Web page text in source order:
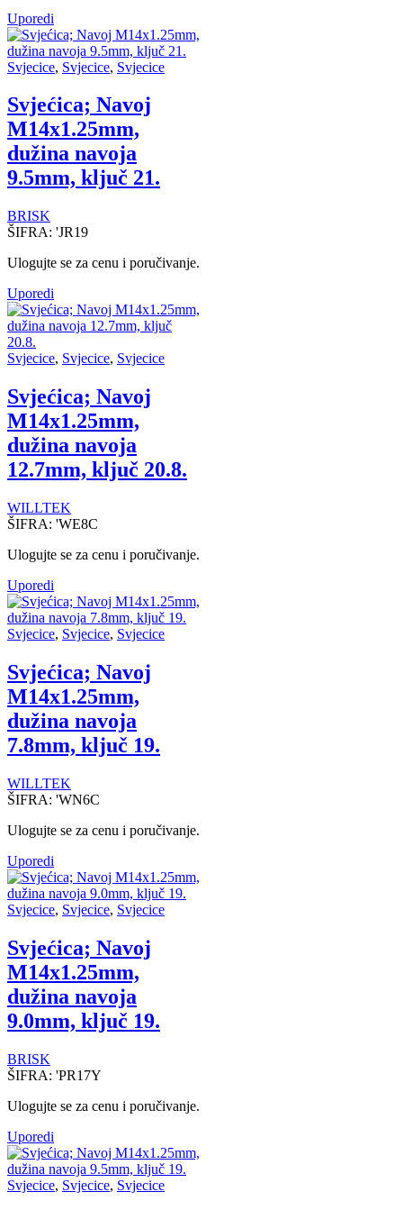
Uporedi
Svjecice, Svjecice, Svjecice
Svjećica; Navoj
M14x1.25mm,
dužina navoja
9.5mm, ključ 21.
BRISK
ŠIFRA: 'JR19
Ulogujte se za cenu i poručivanje.
Uporedi
Svjecice, Svjecice, Svjecice
Svjećica; Navoj
M14x1.25mm,
dužina navoja
12.7mm, ključ 20.8.
WILLTEK
ŠIFRA: 'WE8C
Ulogujte se za cenu i poručivanje.
Uporedi
Svjecice, Svjecice, Svjecice
Svjećica; Navoj
M14x1.25mm,
dužina navoja
7.8mm, ključ 19.
WILLTEK
ŠIFRA: 'WN6C
Ulogujte se za cenu i poručivanje.
Uporedi
Svjecice, Svjecice, Svjecice
Svjećica; Navoj
M14x1.25mm,
dužina navoja
9.0mm, ključ 19.
BRISK
ŠIFRA: 'PR17Y
Ulogujte se za cenu i poručivanje.
Uporedi
Svjecice, Svjecice, Svjecice